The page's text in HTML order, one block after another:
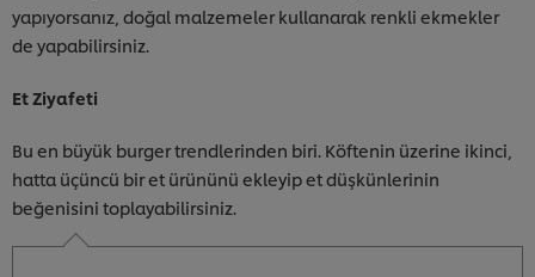
yapıyorsanız, doğal malzemeler kullanarak renkli ekmekler
de yapabilirsiniz.
Et Ziyafeti
Bu en büyük burger trendlerinden biri. Köftenin üzerine ikinci,
hatta üçüncü bir et ürününü ekleyip et düşkünlerinin
beğenisini toplayabilirsiniz.